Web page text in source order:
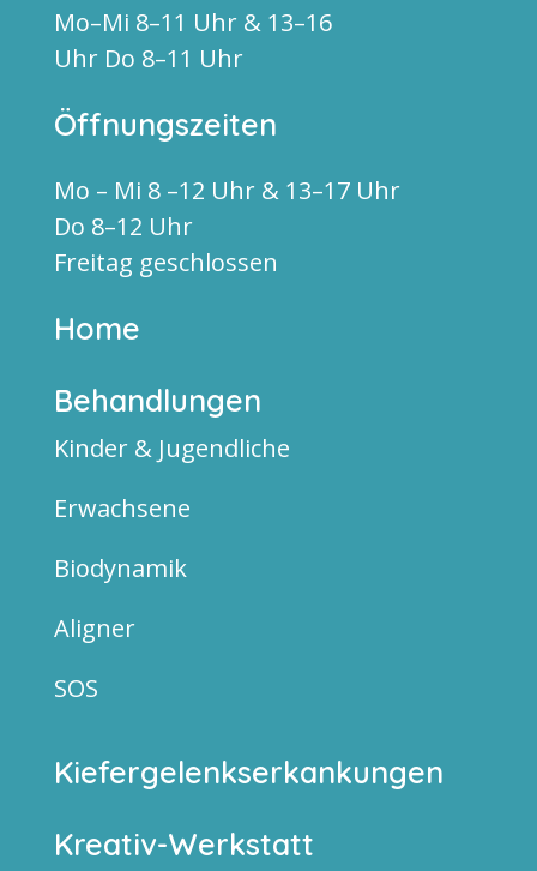
Mo–Mi 8–11 Uhr & 13–16
Uhr Do 8–11 Uhr
Öffnungszeiten
Mo – Mi 8 –12 Uhr & 13–17 Uhr
Do 8–12 Uhr
Freitag geschlossen
Home
Behandlungen
Kinder & Jugendliche
Erwachsene
Biodynamik
Aligner
SOS
Kiefergelenkserkankungen
Kreativ-Werkstatt